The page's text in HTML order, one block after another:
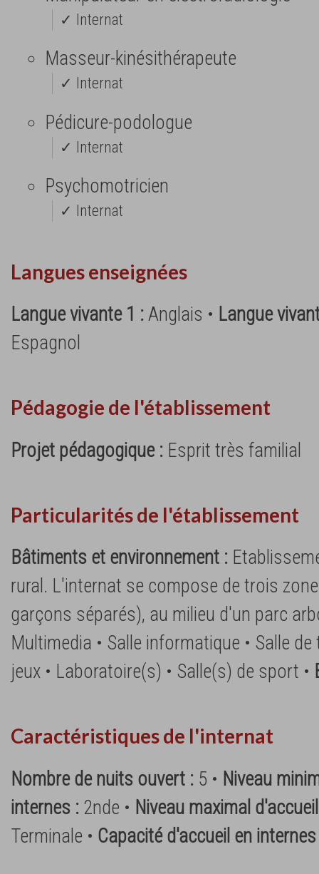
✓ Internat
Masseur-kinésithérapeute
✓ Internat
Pédicure-podologue
✓ Internat
Psychomotricien
✓ Internat
Langues enseignées
Langue vivante 1 :Anglais • Langue
Espagnol
Pédagogie de l'établissement
Projet pédagogique : Esprit très familial
Particularités de l'établissement
Bâtiments et environnement :
rural. L'internat se compose de trois
garçons séparés), au milieu d'un parc
Multimedia • Salle informatique • Salle
jeux • Laboratoire(s) • Salle(s) de sport •
Caractéristiques de l'internat
Nombre de nuits ouvert : 5 • Niveau
internes : 2nde • Niveau maximal
Terminale • Capacité d'accueil en